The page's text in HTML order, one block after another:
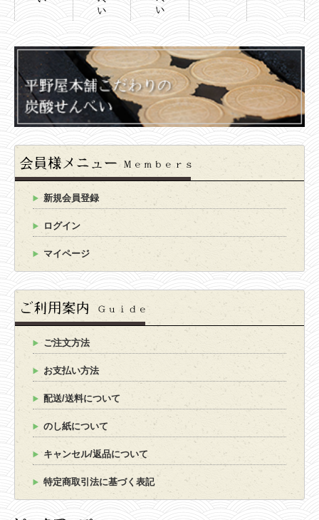
新規会員登録
ログイン
マイページ
ご注文方法
お支払い方法
配送/送料について
のし紙について
キャンセル/返品について
特定商取引法に基づく表記